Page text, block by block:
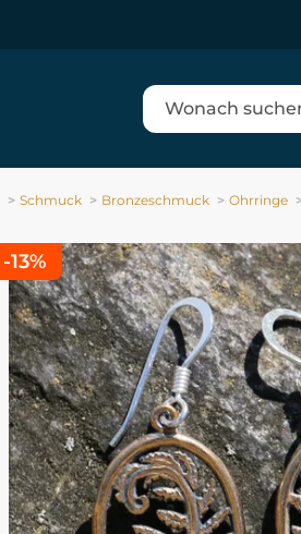
Schmuck Bronzeschmuck Ohrringe
-13%